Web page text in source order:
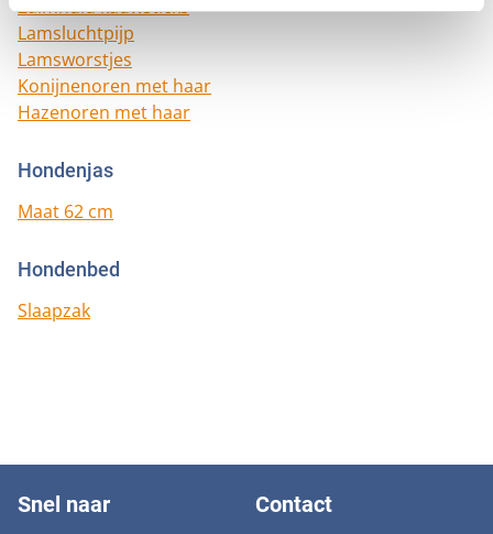
Zalmhuid kauwsticks
Lamsluchtpijp
Lamsworstjes
Konijnenoren met haar
Hazenoren met haar
Hondenjas
Maat 62 cm
Hondenbed
Slaapzak
Snel naar Contact